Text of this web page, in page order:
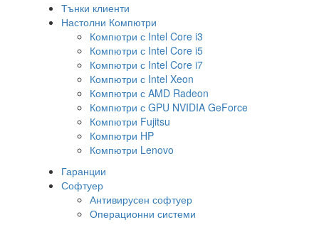
Тънки клиенти
Настолни Компютри
Компютри с Intel Core i3
Компютри с Intel Core i5
Компютри с Intel Core i7
Компютри с Intel Xeon
Компютри с AMD Radeon
Компютри с GPU NVIDIA GeForce
Компютри Fujitsu
Компютри HP
Компютри Lenovo
Гаранции
Софтуер
Антивирусен софтуер
Операционни системи